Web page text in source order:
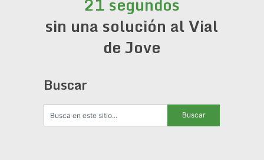
sin una solución al Vial
de Jove
Buscar